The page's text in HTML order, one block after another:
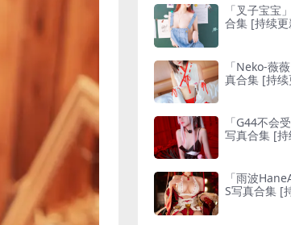
「叉子宝宝
合集 [持续
「Neko-薇
真合集 [持
「G44不会
写真合集 [
「雨波
S写真合集 [